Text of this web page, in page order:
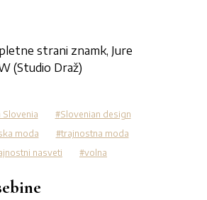
strani znamk, Jure
(Studio Draž)
Slovenia
Slovenian design
moda
trajnostna moda
nasveti
volna